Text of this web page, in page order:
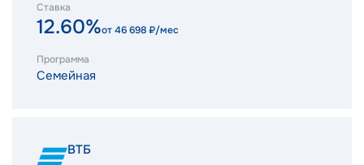
Ставка
12.60%от46 698₽/мес
Программа
Семейная
ВТБ